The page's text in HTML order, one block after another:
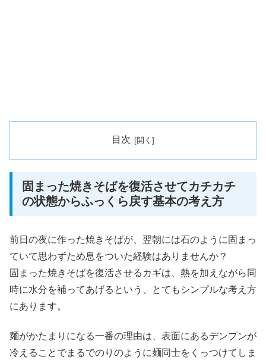
目次
固まった焼きそばを復活させてカチカチ
の状態からふっくら戻す基本の考え方
前日の夜に作った焼きそばが、翌朝には石のように固まっ
ていて思わずため息をついた経験はありませんか？
固まった焼きそばを復活させるカギは、熱を加えながら同
時に水分を補ってあげるという、とてもシンプルな考え方
にあります。
麺がかたまりになる一番の理由は、表面にあるデンプンが
冷えることでまるでのりのように麺同士をくっつけてしま